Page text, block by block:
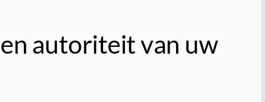
autoriteit van uw